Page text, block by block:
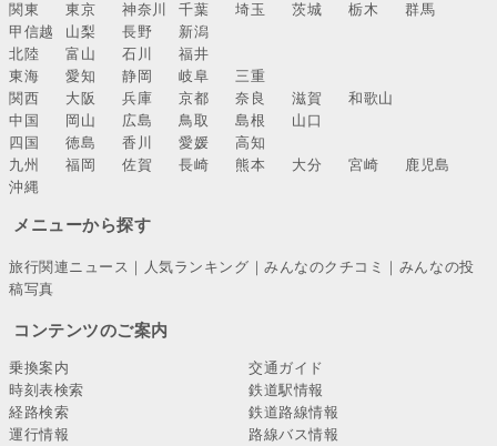
関東
東京 神奈川 千葉 埼玉 茨城 栃木
群馬
甲信越
山梨 長野
新潟
北陸
富山 石川
福井
東海
愛知 静岡 岐阜
三重
関西
大阪 兵庫 京都 奈良 滋賀
和歌山
中国
岡山 広島 鳥取 島根
山口
四国
徳島 香川 愛媛
高知
九州
福岡 佐賀 長崎 熊本 大分 宮崎
鹿児島
沖縄
メニューから探す
旅行関連ニュース ｜ 人気ランキング ｜みんなのクチコミ ｜ みんなの投
稿写真
コンテンツのご案内
乗換案内
時刻表検索
経路検索
運行情報
交通ガイド
鉄道駅情報
鉄道路線情報
路線バス情報